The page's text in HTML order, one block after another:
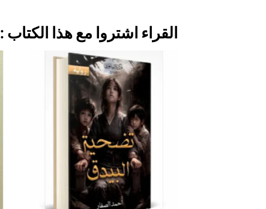
القراء اشتروا مع هذا الكتاب :